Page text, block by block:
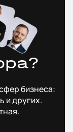
бизнеса:
и других.